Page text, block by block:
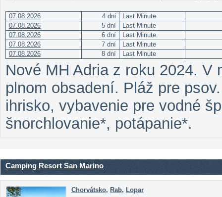
07.08.2026 4 dni
Last Minute
07.08.2026
5 dní
Last Minute
07.08.2026
6 dní
Last Minute
07.08.2026
7 dní
Last Minute
07.08.2026
8 dní Last Minute
Nové MH Adria z roku 2024. V
plnom obsadení. Pláž pre
ihrisko, vybavenie pre vodné
šnorchlovanie*, potápanie*.
Camping Resort San Marino
Chorvátsko, Rab, Lopar